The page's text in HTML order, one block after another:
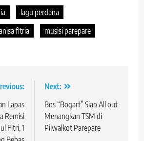
lagu perdana
fitria
musisi parepare
Lapas
Remisi
Fitri, 1
Next:
Bos “Bogart” Siap All out
Menangkan TSM di
Pilwalkot Parepare